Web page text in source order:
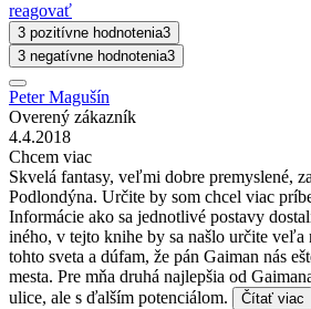
reagovať
3 pozitívne hodnotenia3
3 negatívne hodnotenia3
Peter Magušín
Overený zákazník
4.4.2018
Chcem viac
Skvelá fantasy, veľmi dobre premyslené,
Podlondýna. Určite by som chcel viac
Informácie ako sa jednotlivé postavy
iného, v tejto knihe by sa našlo určite veľa
tohto sveta a dúfam, že pán Gaiman nás
mesta. Pre mňa druhá najlepšia od
ulice, ale s ďalším potenciálom.
Čítať viac